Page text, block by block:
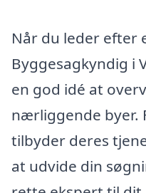
Når du leder efter
Byggesagkyndig i
en god idé at
nærliggende byer.
tilbyder deres
at udvide din